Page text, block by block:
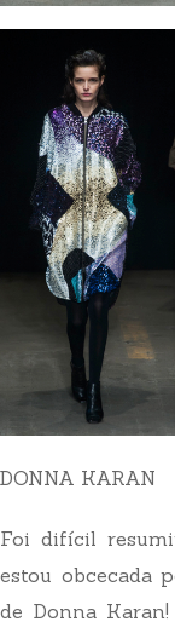
DONNA KARAN
Foi difícil
estou obcecada
de Donna